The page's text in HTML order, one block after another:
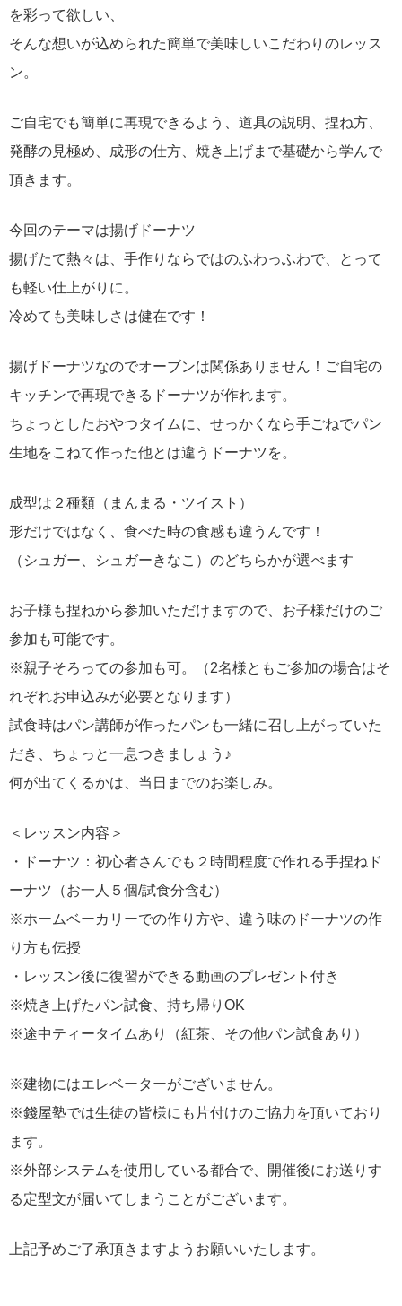
を彩って欲しい、
そんな想いが込められた簡単で美味しいこだわりのレッス
ン。
ご自宅でも簡単に再現できるよう、道具の説明、捏ね方、
発酵の見極め、成形の仕方、焼き上げまで基礎から学んで
頂きます。
今回のテーマは揚げドーナツ
揚げたて熱々は、手作りならではのふわっふわで、とって
も軽い仕上がりに。
冷めても美味しさは健在です！
揚げドーナツなのでオーブンは関係ありません！ご自宅の
キッチンで再現できるドーナツが作れます。
ちょっとしたおやつタイムに、せっかくなら手ごねでパン
生地をこねて作った他とは違うドーナツを。
成型は２種類（まんまる・ツイスト）
形だけではなく、食べた時の食感も違うんです！
（シュガー、シュガーきなこ）のどちらかが選べます
お子様も捏ねから参加いただけますので、お子様だけのご
参加も可能です。
※親子そろっての参加も可。（2名様ともご参加の場合はそ
れぞれお申込みが必要となります）
試食時はパン講師が作ったパンも一緒に召し上がっていた
だき、ちょっと一息つきましょう♪
何が出てくるかは、当日までのお楽しみ。
＜レッスン内容＞
・ドーナツ：初心者さんでも２時間程度で作れる手捏ねド
ーナツ（お一人５個/試食分含む）
※ホームベーカリーでの作り方や、違う味のドーナツの作
り方も伝授
・レッスン後に復習ができる動画のプレゼント付き
※焼き上げたパン試食、持ち帰りOK
※途中ティータイムあり（紅茶、その他パン試食あり）
※建物にはエレベーターがございません。
※錢屋塾では生徒の皆様にも片付けのご協力を頂いており
ます。
※外部システムを使用している都合で、開催後にお送りす
る定型文が届いてしまうことがございます。
上記予めご了承頂きますようお願いいたします。